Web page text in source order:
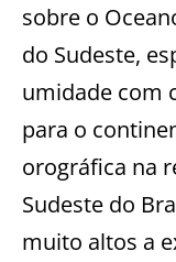
sobre o
do Sudeste,
umidade com
para o
orográfica na
Sudeste do
muito altos a